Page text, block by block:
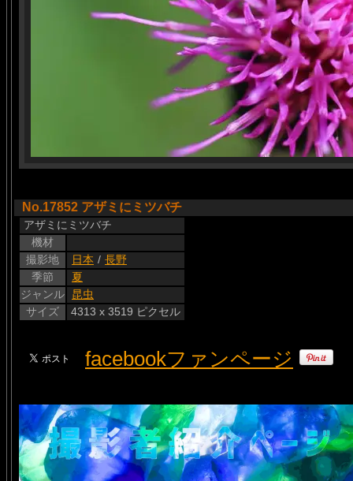
No.17852 アザミにミツバチ
アザミにミツバチ
機材
撮影地
日本 / 長野
季節
夏
ジャンル
昆虫
サイズ
4313 x 3519 ピクセル
facebookファンページ